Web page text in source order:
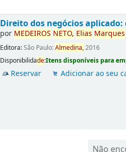
Direito dos negócios
por MEDEIROS NETO, Elias Marques
Editora:São Paulo:Almedina,2016
Disponibilidade:Itens disponíveis para
Reservar Adicionar ao seu